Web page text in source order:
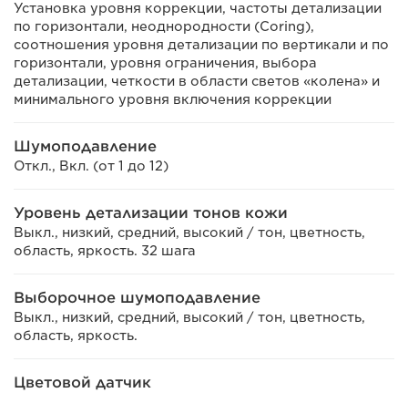
Установка уровня коррекции, частоты детализации
по горизонтали, неоднородности (Coring),
соотношения уровня детализации по вертикали и по
горизонтали, уровня ограничения, выбора
детализации, четкости в области светов «колена» и
минимального уровня включения коррекции
Шумоподавление
Откл., Вкл. (от 1 до 12)
Уровень детализации тонов кожи
Выкл., низкий, средний, высокий / тон, цветность,
область, яркость. 32 шага
Выборочное шумоподавление
Выкл., низкий, средний, высокий / тон, цветность,
область, яркость.
Цветовой датчик